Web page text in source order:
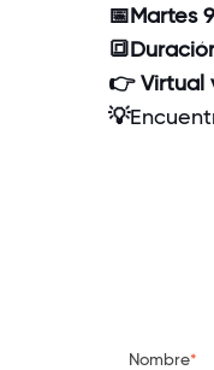
📅Martes
👉 Virtual
💡
Nombre*